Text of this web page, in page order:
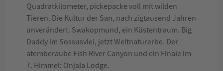
Quadratkilometer, pickepacke voll mit wilden
Tieren. Die Kultur der San, nach zigtausend Jahren
unverändert. Swakopmund, ein Küstentraum. Big
Daddy im Sossusvlei, jetzt Weltnaturerbe. Der
atemberaube Fish River Canyon und ein Finale im
7. Himmel: Onjala Lodge.